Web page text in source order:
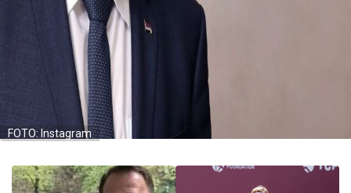
FOTO: Instagram